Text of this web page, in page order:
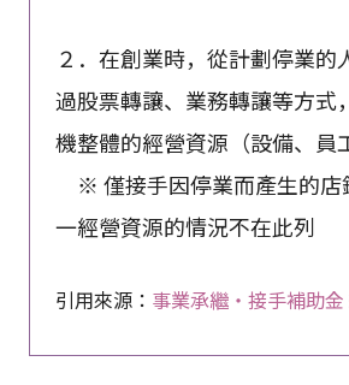
２．在創業時，從計劃停業的
過股票轉讓、業務轉讓等方式
機整體的經營資源（設備、員
※ 僅接手因停業而產生的店
一經營資源的情況不在此列
引用來源： 事業承繼・接手補助